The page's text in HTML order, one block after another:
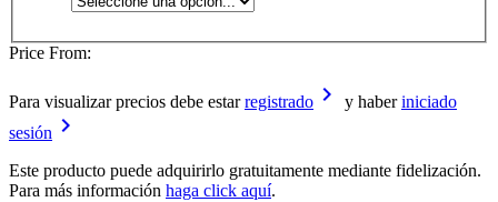
Price From:
Para visualizar precios debe estarregistrado keyboard_arrow_right y haberiniciado
sesión keyboard_arrow_right
Este producto puede adquirirlo gratuitamente mediante fidelización.
Para más información haga click aquí.